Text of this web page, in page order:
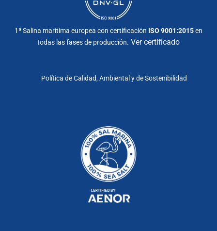
1ª Salina marítima europea con certificación ISO 9001:2015en
todas las fases de producción. Ver certificado
Política de Calidad, Ambiental y de Sostenibilidad